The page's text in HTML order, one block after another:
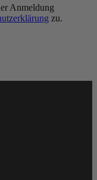
Anmeldung
zu.